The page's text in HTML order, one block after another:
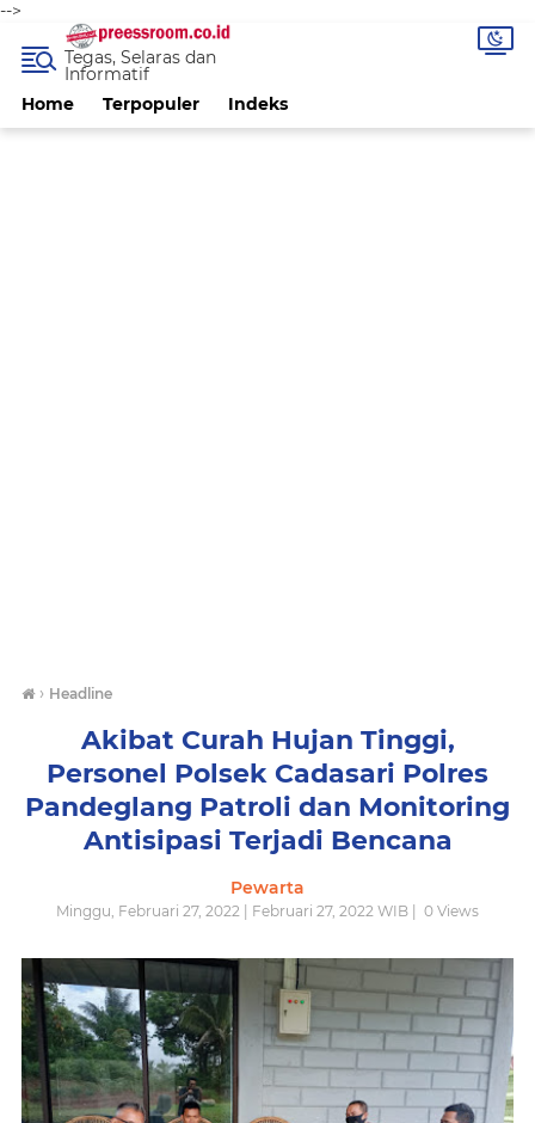
-->
Home Terpopuler Indeks
Tegas, Selaras dan
Informatif
› Headline
Akibat Curah Hujan Tinggi,
Personel Polsek Cadasari Polres
Pandeglang Patroli dan Monitoring
Antisipasi Terjadi Bencana
Pewarta
Minggu, Februari 27, 2022 | Februari 27, 2022 WIB | 0 Views